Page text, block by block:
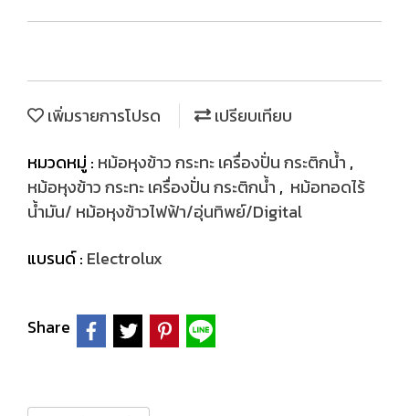
เพิ่มรายการโปรด
เปรียบเทียบ
หมวดหมู่ : หม้อหุงข้าว กระทะ เครื่องปั่น กระติกน้ำ ,
หม้อหุงข้าว กระทะ เครื่องปั่น กระติกน้ำ , หม้อทอดไร้
น้ำมัน/ หม้อหุงข้าวไฟฟ้า/อุ่นทิพย์/Digital
แบรนด์ : Electrolux
Share